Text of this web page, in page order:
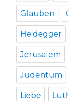
Glauben
Heidegger
Jerusalem
Judentum
Liebe